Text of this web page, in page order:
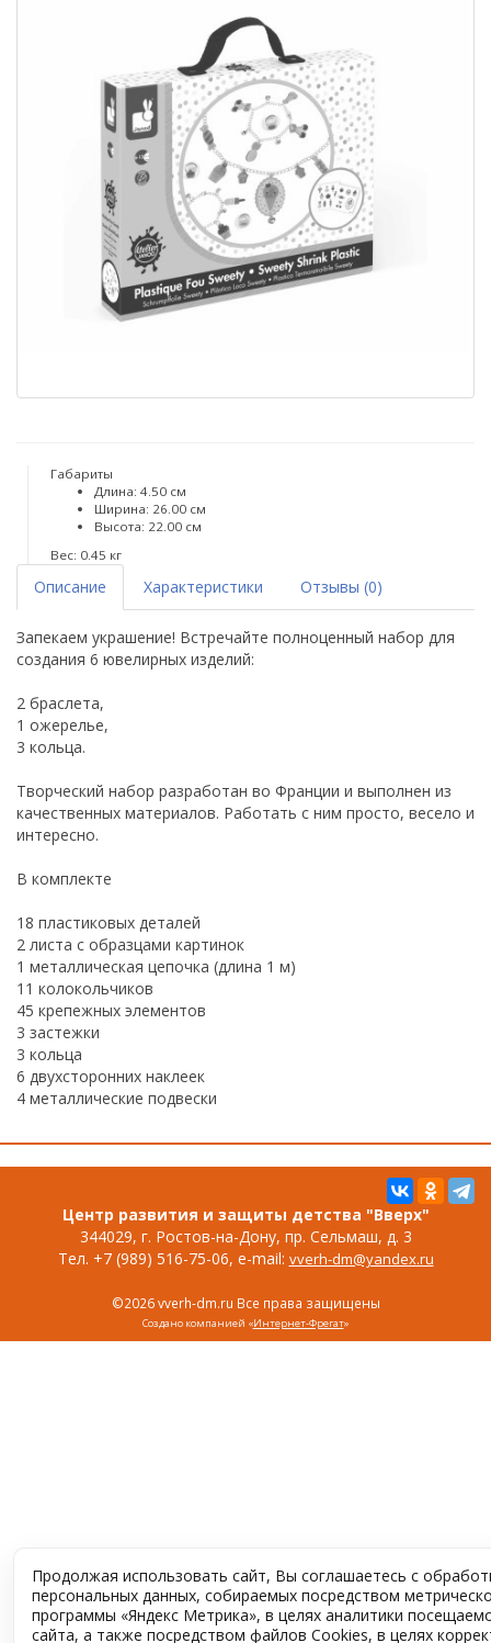
Габариты
Длина: 4.50 см
Ширина: 26.00 см
Высота: 22.00 см
Вес: 0.45 кг
Описание Характеристики Отзывы (0)
Запекаем украшение! Встречайте полноценный набор для
создания 6 ювелирных изделий:
2 браслета,
1 ожерелье,
3 кольца.
Творческий набор разработан во Франции и выполнен из
качественных материалов. Работать с ним просто, весело и
интересно.
В комплекте
18 пластиковых деталей
2 листа с образцами картинок
1 металлическая цепочка (длина 1 м)
11 колокольчиков
45 крепежных элементов
3 застежки
3 кольца
6 двухсторонних наклеек
4 металлические подвески
Центр развития и защиты детства "Вверх"
344029, г. Ростов-на-Дону, пр. Сельмаш, д. 3
Тел. +7 (989) 516-75-06, e-mail: vverh-dm@yandex.ru
©2026 vverh-dm.ru Все права защищены
Создано компанией «Интернет-Фрегат»
Продолжая использовать сайт, Вы соглашаетесь с
персональных данных, собираемых посредством
программы «Яндекс Метрика», в целях аналитики
сайта, а также посредством файлов Cookies, в целях